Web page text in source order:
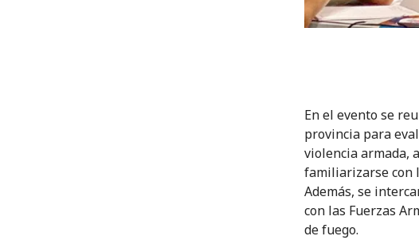
En el evento se
provincia para
violencia armada,
familiarizarse con
Además, se
con las Fuerzas
de fuego.